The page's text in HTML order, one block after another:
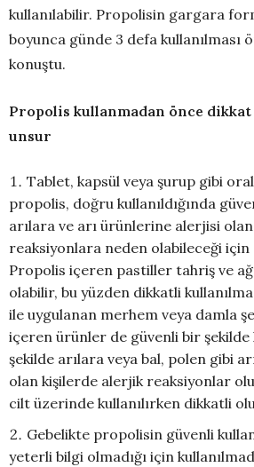
kullanılabilir. Propolisin gargara
boyunca günde 3 defa kullanılması
konuştu.
Propolis kullanmadan önce
unsur
Tablet, kapsül veya şurup gibi
propolis, doğru kullanıldığında
arılara ve arı ürünlerine alerjisi
reaksiyonlara neden olabileceği için
Propolis içeren pastiller tahriş ve
olabilir, bu yüzden dikkatli
ile uygulanan merhem veya damla
içeren ürünler de güvenli bir şekilde
şekilde arılara veya bal, polen gibi
olan kişilerde alerjik reaksiyonlar
cilt üzerinde kullanılırken dikkatli
Gebelikte propolisin güvenli
yeterli bilgi olmadığı için